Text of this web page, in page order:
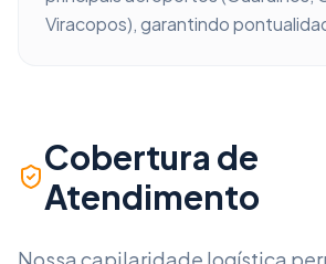
Viracopos), garantindo
Cobertura de
Atendimento